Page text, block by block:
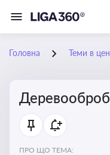
Головна Теми в
ПРО ЩО ТЕМА: